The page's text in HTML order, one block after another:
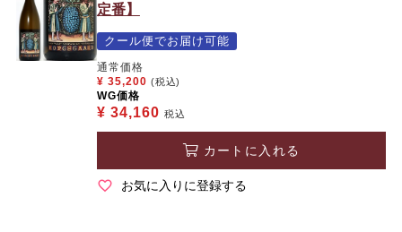
定番】
クール便でお届け可能
通常価格
¥ 35,200 (税込)
WG価格
¥ 34,160 税込
カートに入れる
お気に入りに登録する